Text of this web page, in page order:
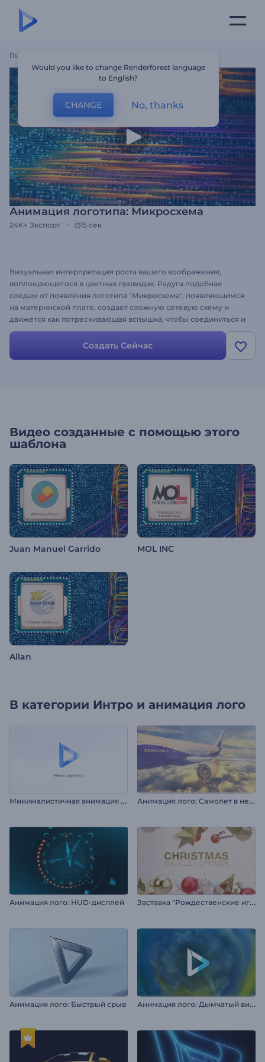
Главная
Анимация логотипа: Микросхема
24K+ Экспорт 15 сек
Визуальная интерпретация роста вашего воображения,
воплощающегося в цветных проводах. Радуга подобная
следам от появления логотипа "Микросхема", появляющимся
на материнской плате, создает сложную сетевую схему и
движется как потрескивающая вспышка, чтобы соединиться и
обрушиться, уступая место приближающемуся логотипу.
Загрузите свой логотип, чтобы персонализировать свое видео
и представить свой бизнес, сайт, проекты, связанные с
Создать Сейчас
Видео созданные с помощью этого
шаблона
Juan Manuel Garrido MOL INC
Allan
В категории Интро и анимация лого
М
инималистичная анимация лого А
нимация лого: Самолет в небе
Анимация лого: HUD-дисплей З
аставка "Рождественские игрушки"
Анимация лого: Быстрый срыв А
нимация лого: Дымчатый вихрь
Would you like to change Renderforest language
to English?
CHANGE No, thanks